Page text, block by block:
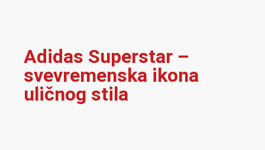
Adidas Superstar –
svevremenska ikona
uličnog stila